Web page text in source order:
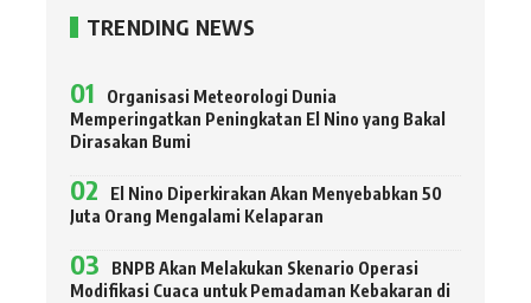
TRENDING NEWS
Organisasi Meteorologi Dunia
Memperingatkan Peningkatan El Nino yang Bakal
Dirasakan Bumi
El Nino Diperkirakan Akan Menyebabkan 50
Juta Orang Mengalami Kelaparan
BNPB Akan Melakukan Skenario Operasi
Modifikasi Cuaca untuk Pemadaman Kebakaran di